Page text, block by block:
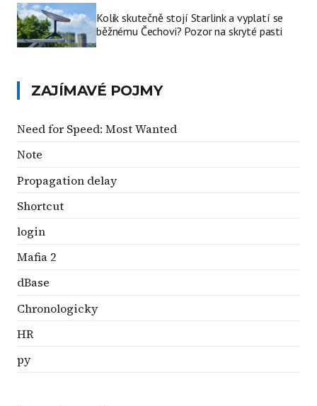
Kolik skutečně stojí Starlink a vyplatí se
běžnému Čechovi? Pozor na skryté pasti
ZAJÍMAVÉ POJMY
Need for Speed: Most Wanted
Note
Propagation delay
Shortcut
login
Mafia 2
dBase
Chronologicky
HR
py